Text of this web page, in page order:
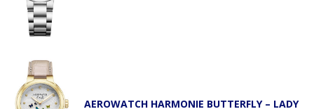
AEROWATCH HARMONIE BUTTERFLY – LADY